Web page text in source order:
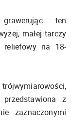
ten
małej tarczy
reliefowy na 18-
z
zaznaczonymi